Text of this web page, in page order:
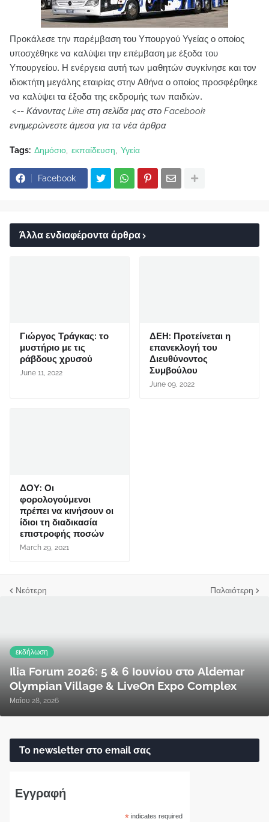
Προκάλεσε την παρέμβαση του Υπουργού Υγείας ο οποίος
υποσχέθηκε να καλύψει την επέμβαση με έξοδα του
Υπουργείου. Η ενέργεια αυτή των μαθητών συγκίνησε και τον
ιδιοκτήτη μεγάλης εταιρίας στην Αθήνα ο οποίος προσφέρθηκε
να καλύψει τα έξοδα της εκδρομής των παιδιών.
<-- Κάνοντας Like στη σελίδα μας στο Facebook
ενημερώνεστε άμεσα για τα νέα άρθρα
Tags: Δημόσιο εκπαίδευση Υγεία
Facebook
Άλλα ενδιαφέροντα άρθρα
Γιώργος Τράγκας: το
μυστήριο με τις
ράβδους χρυσού
June 11, 2022
ΔΕΗ: Προτείνεται η
επανεκλογή του
Διευθύνοντος
Συμβούλου
June 09, 2022
ΔΟΥ: Οι
φορολογούμενοι
πρέπει να κινήσουν οι
ίδιοι τη διαδικασία
επιστροφής ποσών
March 29, 2021
Νεότερη Παλαιότερη
εκδήλωση
Ilia Forum 2026: 5 & 6 Ιουνίου στο Aldemar
Olympian Village & LiveOn Expo Complex
Μαΐου 28, 2026
Το newsletter στο email σας
Εγγραφή
* indicates required